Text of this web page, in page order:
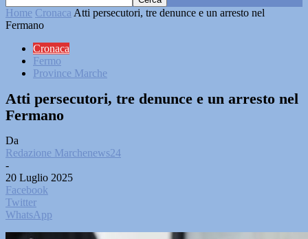
Home Cronaca Atti persecutori, tre denunce e un arresto nel
Fermano
Cronaca
Fermo
Province Marche
Atti persecutori, tre denunce e un arresto nel
Fermano
Da
Redazione Marchenews24
-
20 Luglio 2025
Facebook
Twitter
WhatsApp